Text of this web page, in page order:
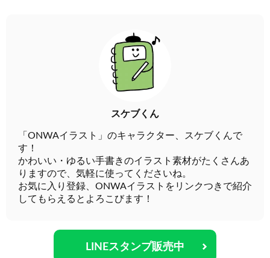
スケブくん
「ONWAイラスト」のキャラクター、スケブくんで
す！
かわいい・ゆるい手書きのイラスト素材がたくさんあ
りますので、気軽に使ってくださいね。
お気に入り登録、ONWAイラストをリンクつきで紹介
してもらえるとよろこびます！
LINEスタンプ販売中